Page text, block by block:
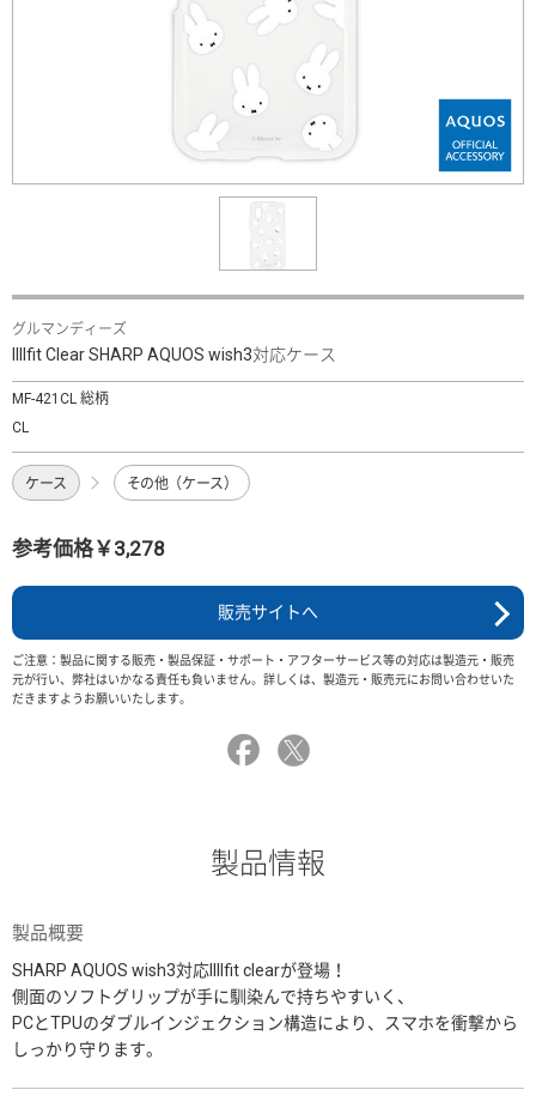
グルマンディーズ
IIIIfit Clear SHARP AQUOS wish3対応ケース
MF-421CL 総柄
CL
ケース その他（ケース）
参考価格￥3,278
販売サイトへ
ご注意：製品に関する販売・製品保証・サポート・アフターサービス等の対応は製造元・販売
元が行い、弊社はいかなる責任も負いません。詳しくは、製造元・販売元にお問い合わせいた
だきますようお願いいたします。
製品情報
製品概要
SHARP AQUOS wish3対応IIIIfit clearが登場！
側面のソフトグリップが手に馴染んで持ちやすいく、
PCとTPUのダブルインジェクション構造により、スマホを衝撃から
しっかり守ります。